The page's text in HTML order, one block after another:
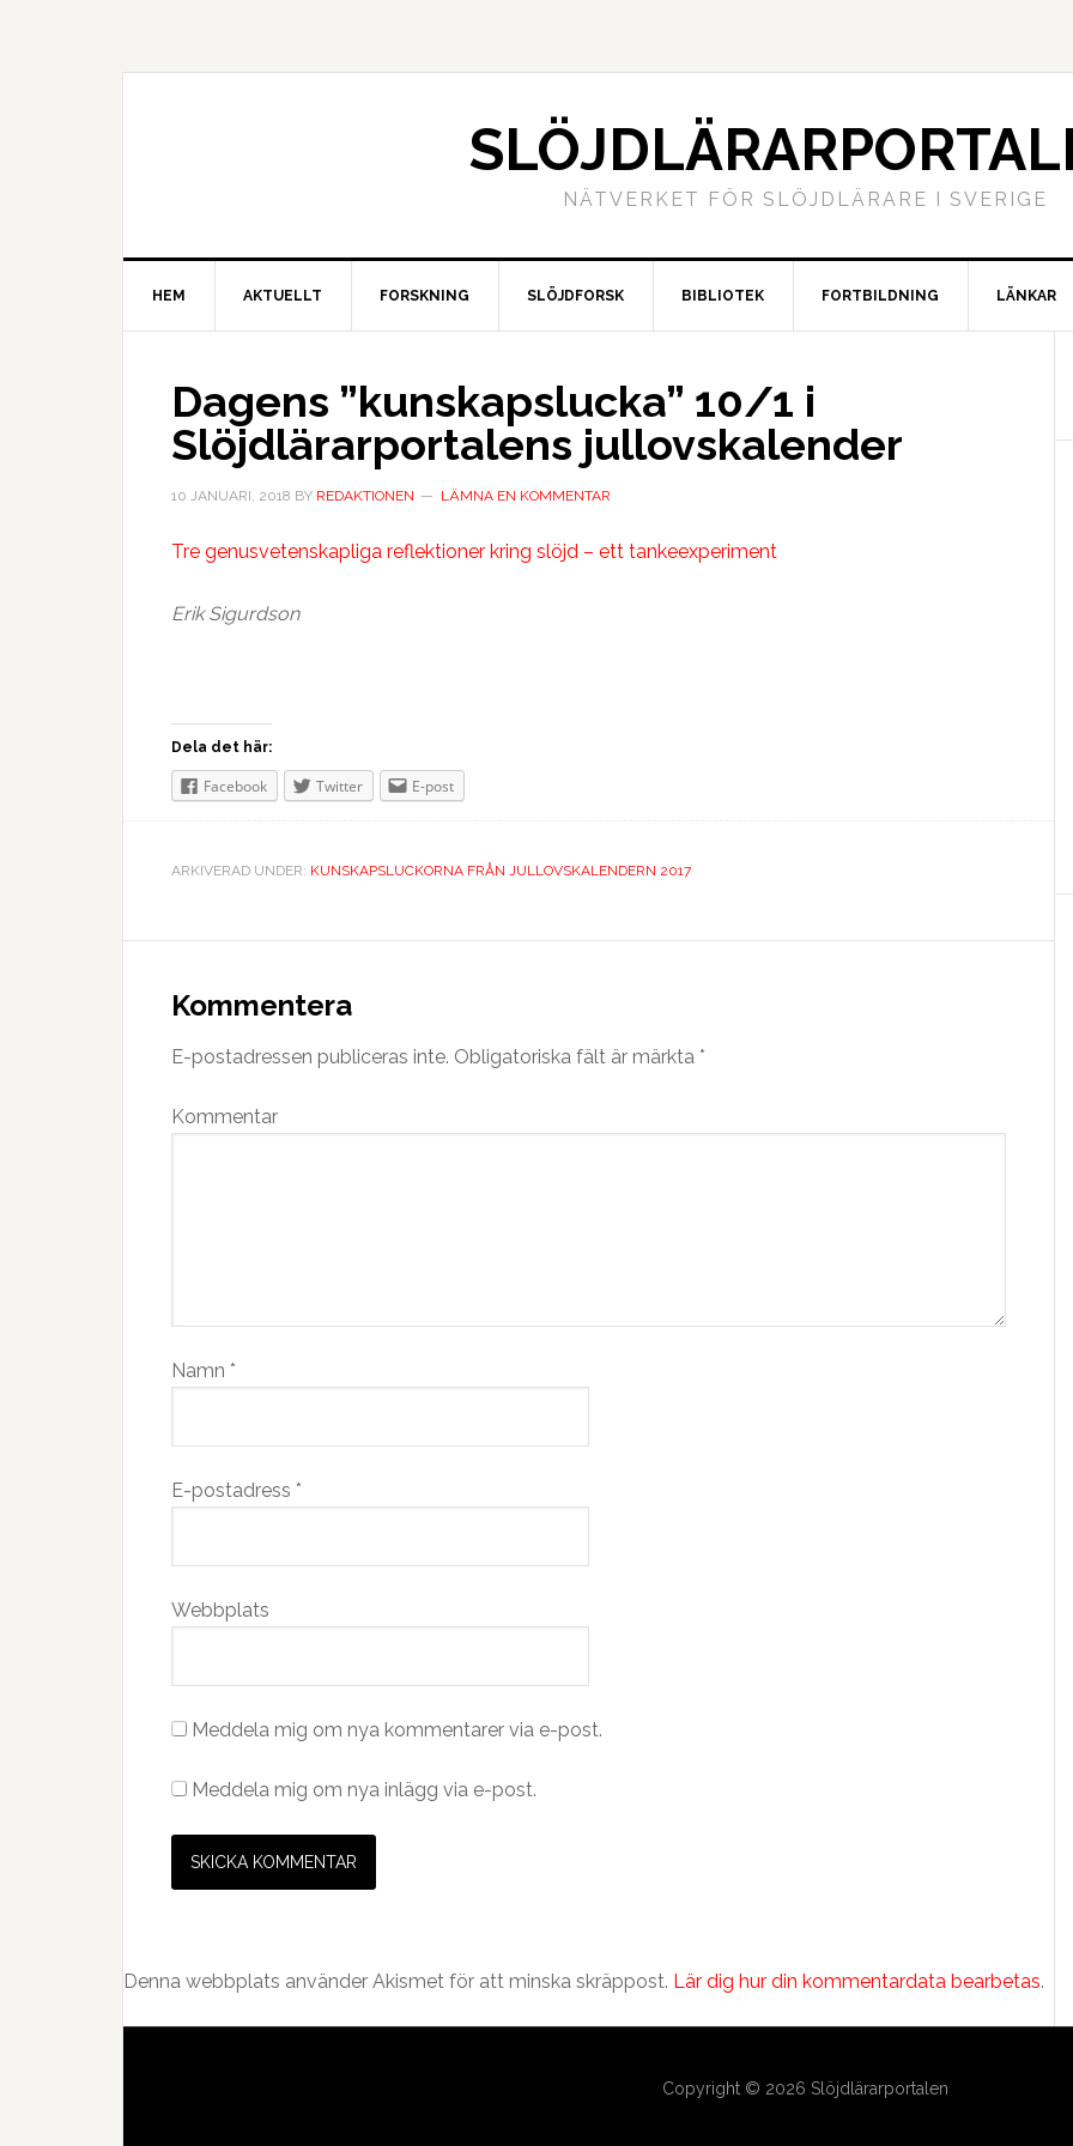
NÄTVERKET FÖR SLÖJDLÄRARE I SVERIGE
HEM AKTUELLT FORSKNING SLÖJDFORSK BIBLIOTEK FORTBILDNING LÄNKAR
Dagens ”kunskapslucka” 10/1 i
Slöjdlärarportalens jullovskalender
10 JANUARI, 2018 BY REDAKTIONEN LÄMNA EN KOMMENTAR
Tre genusvetenskapliga reflektioner kring slöjd – ett tankeexperiment
Erik Sigurdson
Dela det här:
Facebook Twitter E-post
ARKIVERAD UNDER: KUNSKAPSLUCKORNA FRÅN JULLOVSKALENDERN 2017
Kommentera
E-postadressen publiceras inte. Obligatoriska fält är märkta *
Kommentar
Namn *
E-postadress *
Webbplats
Meddela mig om nya kommentarer via e-post.
Meddela mig om nya inlägg via e-post.
Denna webbplats använder Akismet för att minska skräppost. Lär dig hur din kommentardata bearbetas.
Copyright © 2026 Slöjdlärarportalen